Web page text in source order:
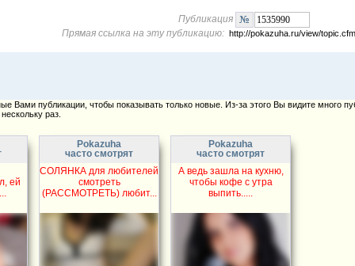
Публикация
Прямая ссылка на эту публикацию: http://pokazuha.ru/view/
публикации, чтобы показывать только новые. Из-за этого Вы видите много
нескольку раз.
ей
Pokazuha
часто смотрят
СОЛЯНКА для любителей
смотреть
(РАССМОТРЕТЬ) любит...
Pokazuha
часто смотрят
А ведь зашла на кухню,
чтобы кофе с утра
выпить.....